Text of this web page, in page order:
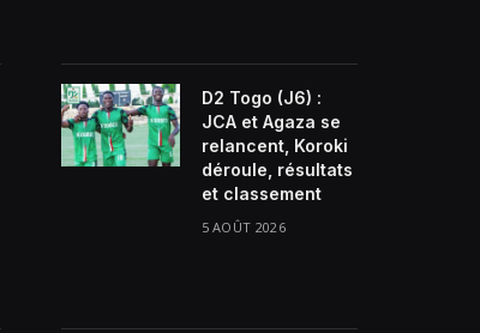
D2 Togo (J6) :
JCA et Agaza se
relancent, Koroki
déroule, résultats
et classement
5 AOÛT 2026